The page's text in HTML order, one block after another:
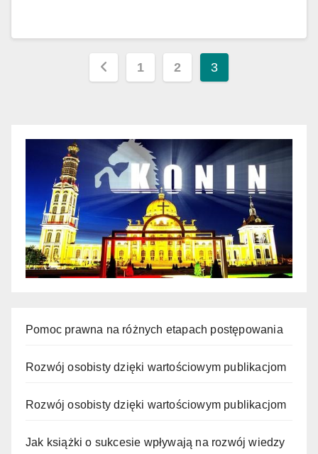
Nawigacja
1 2 3
Pomoc prawna na różnych etapach postępowania
Rozwój osobisty dzięki wartościowym publikacjom
Rozwój osobisty dzięki wartościowym publikacjom
Jak książki o sukcesie wpływają na rozwój wiedzy